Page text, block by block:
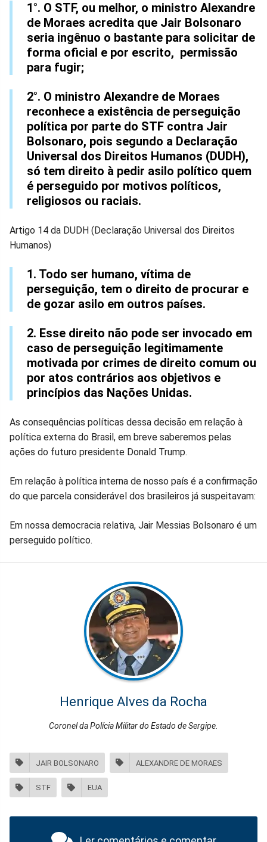
1°. O STF, ou melhor, o ministro Alexandre
de Moraes acredita que Jair Bolsonaro
seria ingênuo o bastante para solicitar de
forma oficial e por escrito, permissão
para fugir;
2°. O ministro Alexandre de Moraes
reconhece a existência de perseguição
política por parte do STF contra Jair
Bolsonaro, pois segundo a Declaração
Universal dos Direitos Humanos (DUDH),
só tem direito à pedir asilo político quem
é perseguido por motivos políticos,
religiosos ou raciais.
Artigo 14 da DUDH (Declaração Universal dos Direitos
Humanos)
1. Todo ser humano, vítima de
perseguição, tem o direito de procurar e
de gozar asilo em outros países.
2. Esse direito não pode ser invocado em
caso de perseguição legitimamente
motivada por crimes de direito comum ou
por atos contrários aos objetivos e
princípios das Nações Unidas.
As consequências políticas dessa decisão em relação à
política externa do Brasil, em breve saberemos pelas
ações do futuro presidente Donald Trump.
Em relação à política interna de nosso país é a confirmação
do que parcela considerável dos brasileiros já suspeitavam:
Em nossa democracia relativa, Jair Messias Bolsonaro é um
perseguido político.
Henrique Alves da Rocha
Coronel da Polícia Militar do Estado de Sergipe.
JAIR BOLSONARO ALEXANDRE DE MORAES
STF EUA